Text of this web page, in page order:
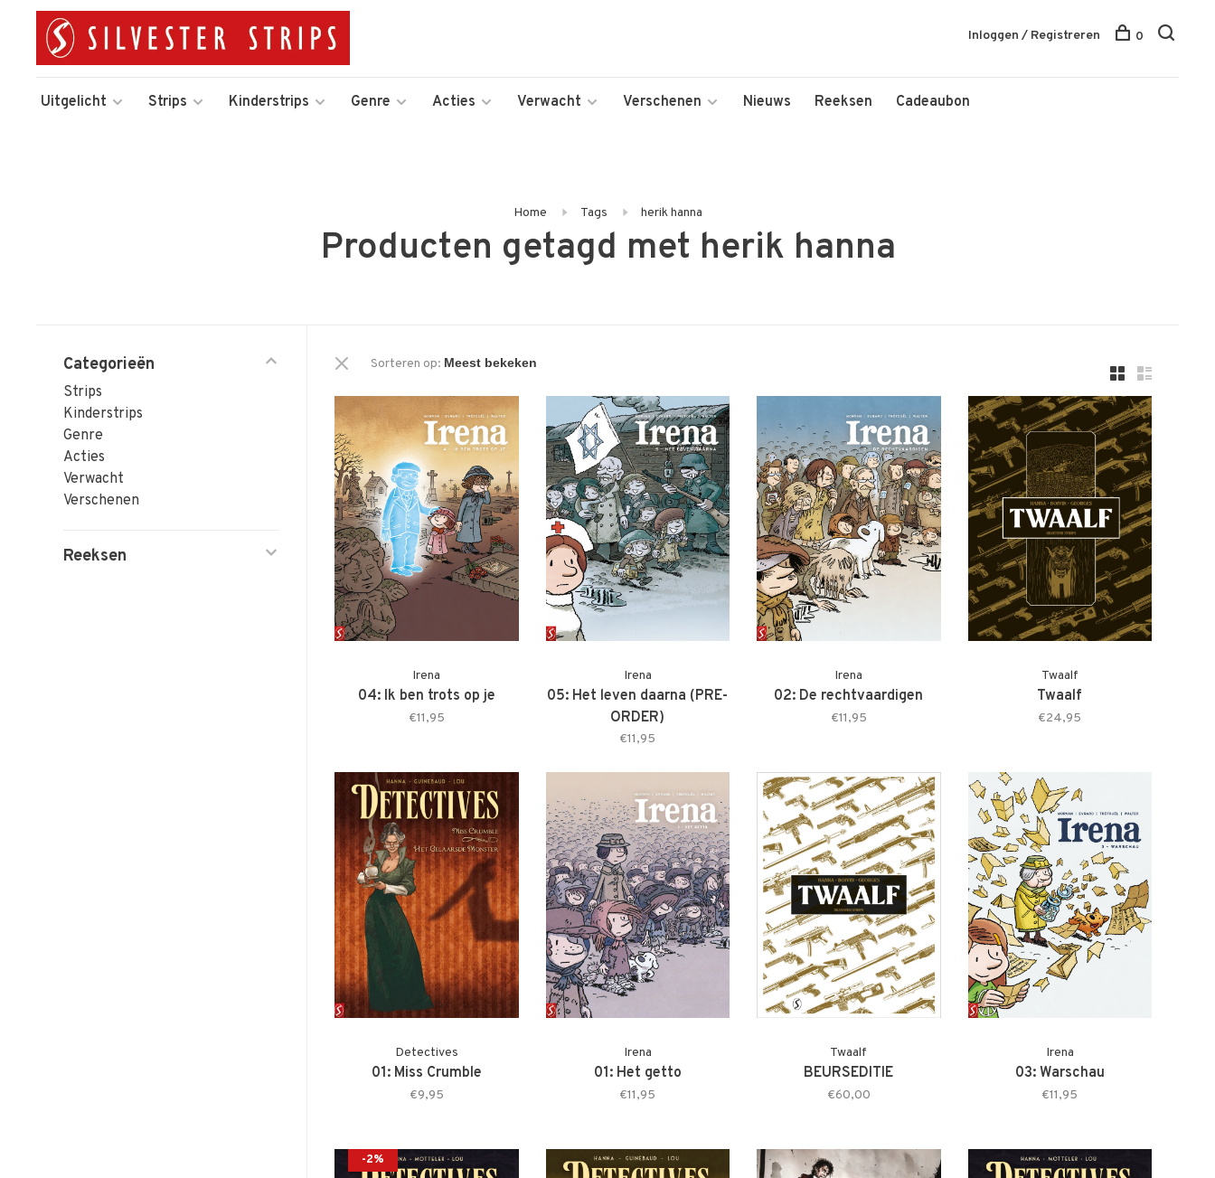
Uitgelicht Strips Kinderstrips Genre Acties Verwacht Verschenen Nieuws Reeksen Cadeaubon
Inloggen / Registreren 0
Home Tags herik hanna
Producten getagd met herik hanna
Categorieën
Strips
Kinderstrips
Genre
Acties
Verwacht
Verschenen
Reeksen
Sorteren op:
Irena
04: Ik ben trots op je
€11,95
Irena
05: Het leven daarna (PRE-
ORDER)
€11,95
Irena
02: De rechtvaardigen
€11,95
Twaalf
Twaalf
€24,95
Detectives
01: Miss Crumble
€9,95
Irena
01: Het getto
€11,95
Twaalf
BEURSEDITIE
€60,00
Irena
03: Warschau
€11,95
-2%